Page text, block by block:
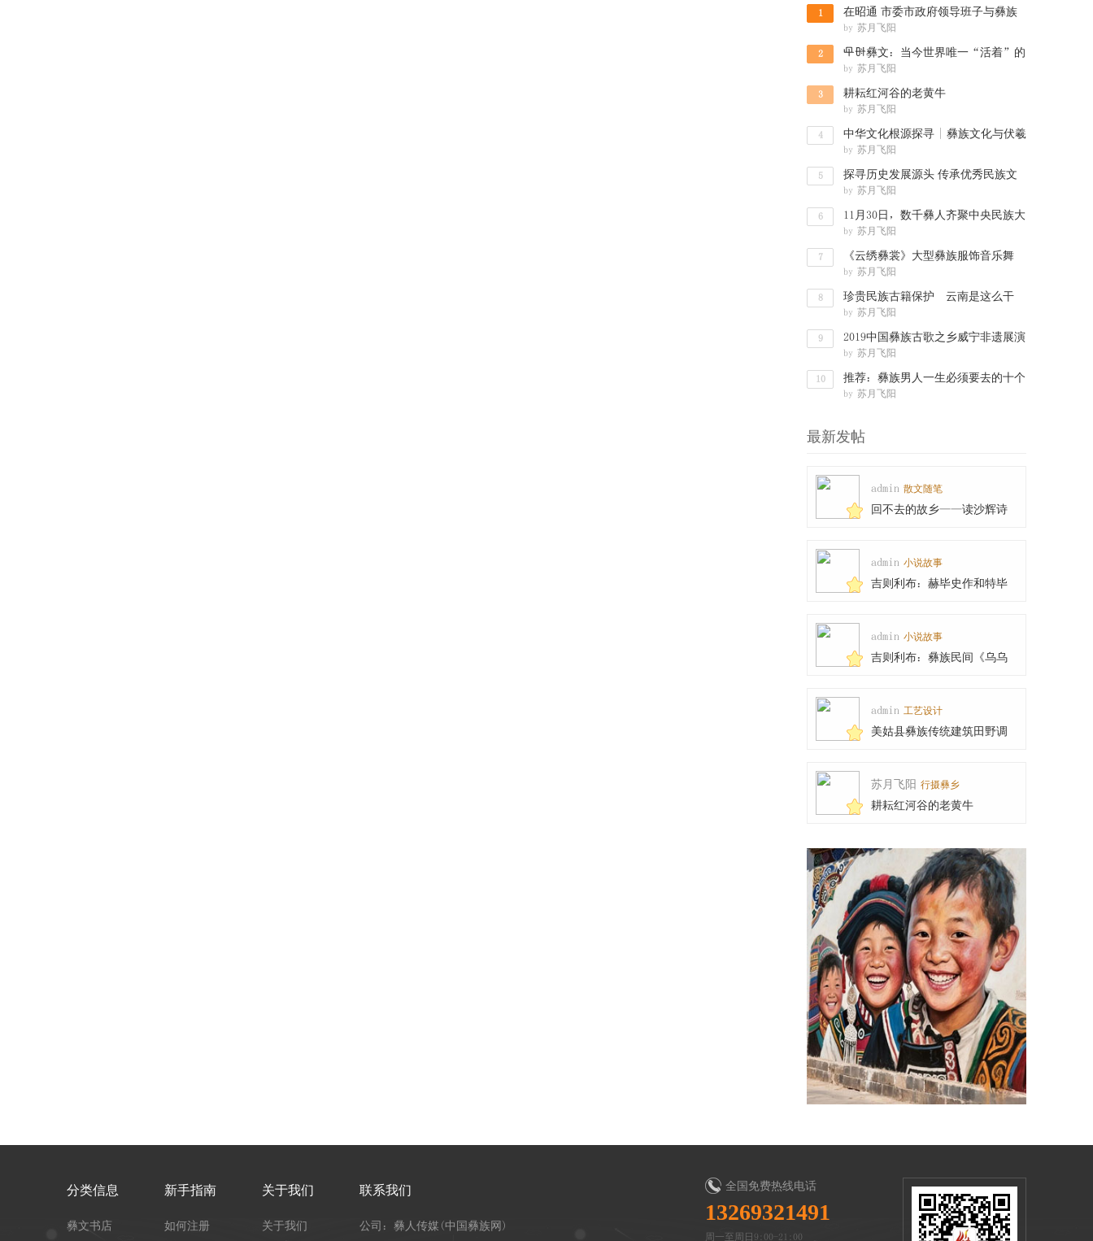
1
在昭通 市委市政府领导班子与彝族
群众共度
by 苏月飞阳
2
녪뉄彝文：当今世界唯一“活着”的
六大古文
by 苏月飞阳
3 耕耘红河谷的老黄牛
by 苏月飞阳
4
中华文化根源探寻 | 彝族文化与伏羲
文化渊
by 苏月飞阳
5
探寻历史发展源头 传承优秀民族文
化——彝
by 苏月飞阳
6
11月30日，数千彝人齐聚中央民族大
学，要搞
by 苏月飞阳
7
《云绣彝裳》大型彝族服饰音乐舞
剧“舞动”
by 苏月飞阳
8
珍贵民族古籍保护 云南是这么干
的：数字化
by 苏月飞阳
9
2019中国彝族古歌之乡威宁非遗展演
走进西南
by 苏月飞阳
10
推荐：彝族男人一生必须要去的十个
地方
by 苏月飞阳
最新发帖
admin 散文随笔
回不去的故乡——读沙辉诗
admin 小说故事
吉则利布：赫毕史作和特毕
admin 小说故事
吉则利布：彝族民间《乌乌
admin 工艺设计
美姑县彝族传统建筑田野调
苏月飞阳 行摄彝乡
耕耘红河谷的老黄牛
分类信息
彝文书店
新手指南
如何注册
关于我们
关于我们
联系我们
公司：彝人传媒(中国彝族网)
全国免费热线电话
13269321491
周一至周日9:00-21:00